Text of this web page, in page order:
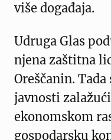
više događaja.
Udruga Glas
njena zaštitna
Oreščanin.
javnosti
ekonomskom
gospodarsku